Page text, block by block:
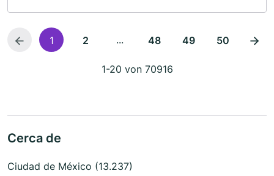
1 2 ... 48 49 50
1-20 von 70916
Cerca de
Ciudad de México (13.237)